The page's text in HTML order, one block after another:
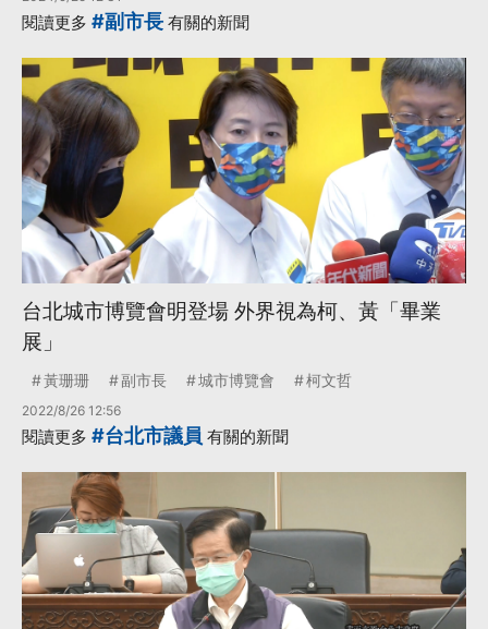
閱讀更多 #副市長 有關的新聞
台北城市博覽會明登場 外界視為柯、黃「畢業
展」
黃珊珊 副市長 城市博覽會 柯文哲
2022/8/26 12:56
閱讀更多 #台北市議員 有關的新聞